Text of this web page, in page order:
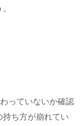
っていないか確認
持ち方が崩れてい